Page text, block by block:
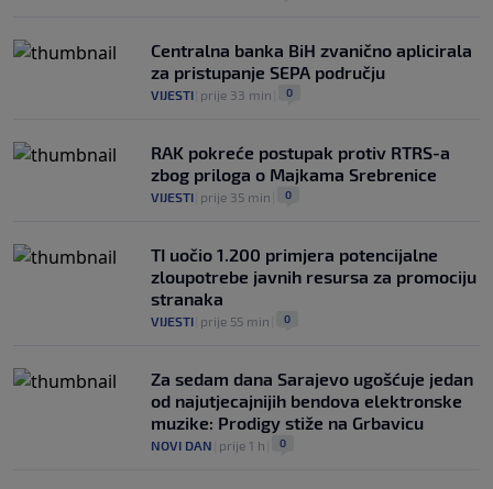
Centralna banka BiH zvanično aplicirala
za pristupanje SEPA području
VIJESTI prije 33 min 0
RAK pokreće postupak protiv RTRS-a
zbog priloga o Majkama Srebrenice
VIJESTI prije 35 min 0
TI uočio 1.200 primjera potencijalne
zloupotrebe javnih resursa za promociju
stranaka
VIJESTI prije 55 min 0
Za sedam dana Sarajevo ugošćuje jedan
od najutjecajnijih bendova elektronske
muzike: Prodigy stiže na Grbavicu
NOVI DAN prije 1 h 0